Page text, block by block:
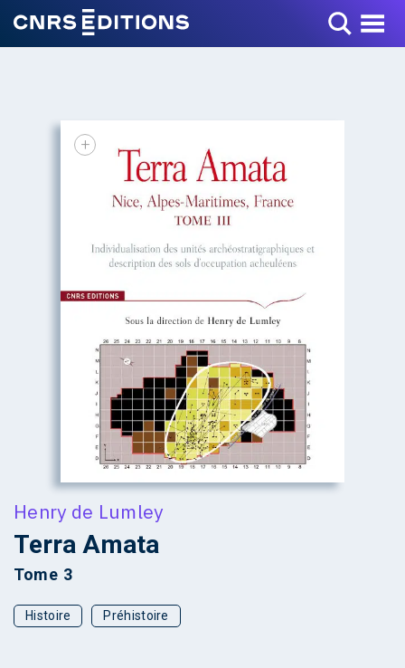
Toggle Menu
+
Henry de Lumley
Terra Amata
Tome 3
Histoire Préhistoire